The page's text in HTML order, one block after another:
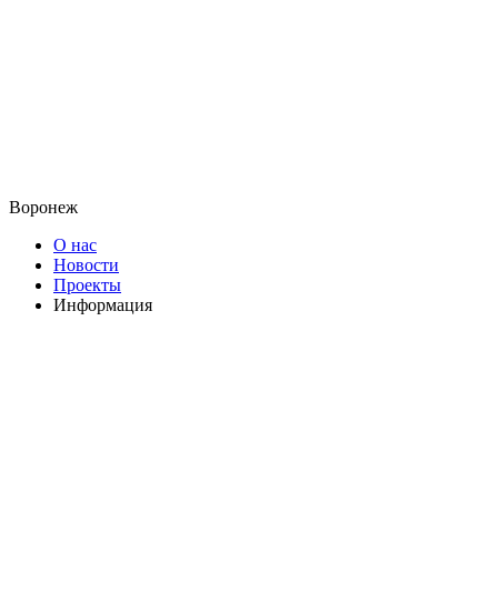
Воронеж
О нас
Новости
Проекты
Информация